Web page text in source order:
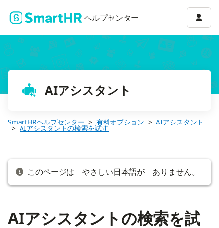
ヘルプセンター アカ
AIアシスタント
SmartHRヘルプセンター 有料オプション AIアシスタント
AIアシスタントの検索を試す
このページは やさしい日本語が ありません。
AIアシスタントの検索を試